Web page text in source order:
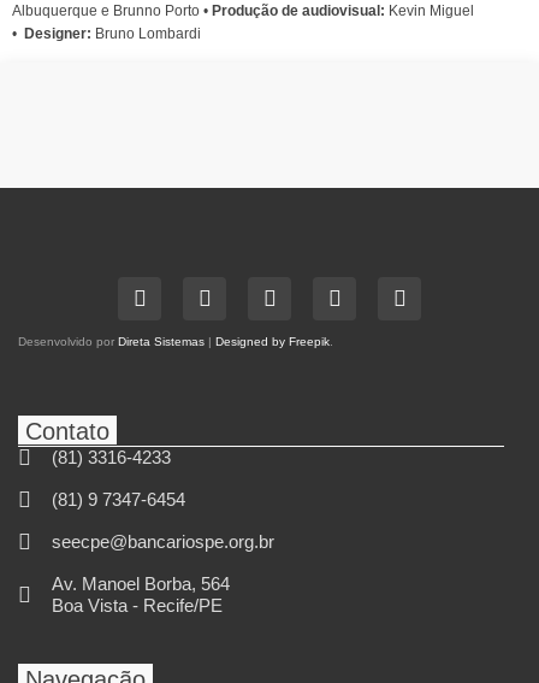
Albuquerque e Brunno Porto • Produção de audiovisual: Kevin Miguel
• Designer: Bruno Lombardi
Desenvolvido por Direta Sistemas | Designed by Freepik
Contato
(81) 3316-4233
(81) 9 7347-6454
seecpe@bancariospe.org.br
Av. Manoel Borba, 564
Boa Vista - Recife/PE